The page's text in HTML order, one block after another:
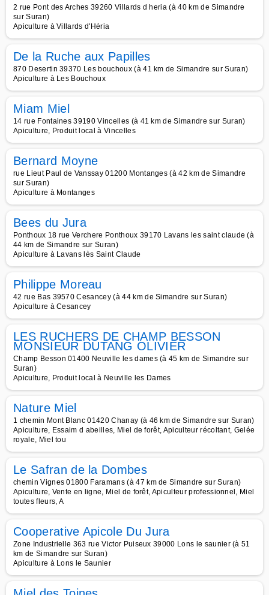
2 rue Pont des Arches 39260 Villards d heria (à 40 km de Simandre
sur Suran)
Apiculture à Villards d'Héria
De la Ruche aux Papilles
870 Desertin 39370 Les bouchoux (à 41 km de Simandre sur Suran)
Apiculture à Les Bouchoux
Miam Miel
14 rue Fontaines 39190 Vincelles (à 41 km de Simandre sur Suran)
Apiculture, Produit local à Vincelles
Bernard Moyne
rue Lieut Paul de Vanssay 01200 Montanges (à 42 km de Simandre
sur Suran)
Apiculture à Montanges
Bees du Jura
Ponthoux 18 rue Verchere Ponthoux 39170 Lavans les saint claude (à
44 km de Simandre sur Suran)
Apiculture à Lavans lès Saint Claude
Philippe Moreau
42 rue Bas 39570 Cesancey (à 44 km de Simandre sur Suran)
Apiculture à Cesancey
LES RUCHERS DE CHAMP BESSON
MONSIEUR DUTANG OLIVIER
Champ Besson 01400 Neuville les dames (à 45 km de Simandre sur
Suran)
Apiculture, Produit local à Neuville les Dames
Nature Miel
1 chemin Mont Blanc 01420 Chanay (à 46 km de Simandre sur Suran)
Apiculture, Essaim d abeilles, Miel de forêt, Apiculteur récoltant, Gelée
royale, Miel tou
Le Safran de la Dombes
chemin Vignes 01800 Faramans (à 47 km de Simandre sur Suran)
Apiculture, Vente en ligne, Miel de forêt, Apiculteur professionnel, Miel
toutes fleurs, A
Cooperative Apicole Du Jura
Zone Industrielle 363 rue Victor Puiseux 39000 Lons le saunier (à 51
km de Simandre sur Suran)
Apiculture à Lons le Saunier